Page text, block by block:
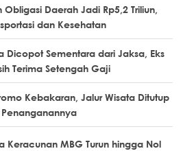
Daerah Jadi Rp5,2 Triliun,
dan Kesehatan
Dicopot Sementara dari Jaksa, Eks
Terima Setengah Gaji
Kebakaran, Jalur Wisata Ditutup
Penanganannya
Keracunan MBG Turun hingga Nol